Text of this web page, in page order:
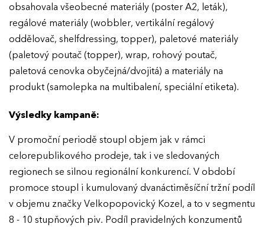
obsahovala všeobecné materiály (poster A2, leták),
regálové materiály (wobbler, vertikální regálový
oddělovač, shelfdressing, topper), paletové materiály
(paletový poutač (topper), wrap, rohový poutač,
paletová cenovka obyčejná/dvojitá) a materiály na
produkt (samolepka na multibalení, speciální etiketa).
Výsledky kampaně:
V promoční periodě stoupl objem jak v rámci
celorepublikového prodeje, tak i ve sledovaných
regionech se silnou regionální konkurencí. V období
promoce stoupl i kumulovaný dvanáctiměsíční tržní podíl
v objemu značky Velkopopovický Kozel, a to v segmentu
8 - 10 stupňových piv. Podíl pravidelných konzumentů